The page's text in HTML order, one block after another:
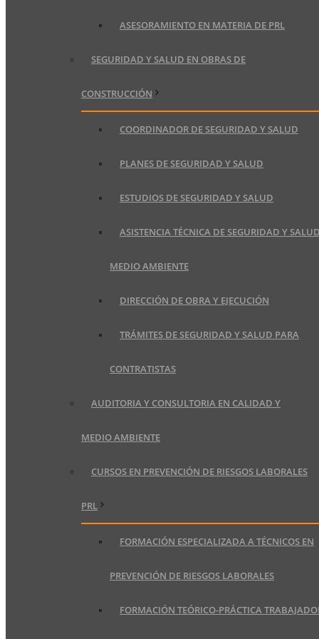
ASESORAMIENTO EN MATERIA DE PRL
SEGURIDAD Y SALUD EN OBRAS DE
CONSTRUCCIÓN
COORDINADOR DE SEGURIDAD Y SALUD
PLANES DE SEGURIDAD Y SALUD
ESTUDIOS DE SEGURIDAD Y SALUD
ASISTENCIA TÉCNICA DE SEGURIDAD Y
MEDIO AMBIENTE
DIRECCIÓN DE OBRA Y EJECUCIÓN
TRÁMITES DE SEGURIDAD Y SALUD PARA
CONTRATISTAS
AUDITORIA Y CONSULTORIA EN CALIDAD Y
MEDIO AMBIENTE
CURSOS EN PREVENCIÓN DE RIESGOS LABORALES
PRL
FORMACIÓN ESPECIALIZADA A TÉCNICOS EN
PREVENCIÓN DE RIESGOS LABORALES
FORMACIÓN TEÓRICO-PRÁCTICA